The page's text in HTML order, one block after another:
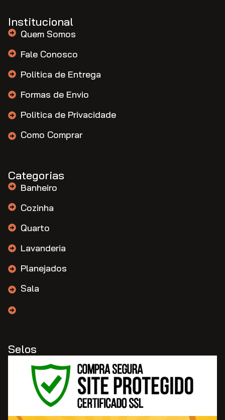
Institucional
Quem Somos
Fale Conosco
Politica de Entrega
Formas de Envio
Politica de Privacidade
Como Comprar
Categorias
Banheiro
Cozinha
Quarto
Lavanderia
Planejados
Sala
Selos